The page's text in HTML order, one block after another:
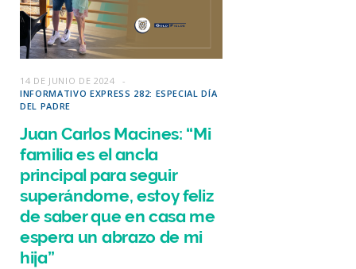
14 DE JUNIO DE 2024
INFORMATIVO EXPRESS 282: ESPECIAL DÍA
DEL PADRE
Juan Carlos Macines: “Mi
familia es el ancla
principal para seguir
superándome, estoy feliz
de saber que en casa me
espera un abrazo de mi
hija”